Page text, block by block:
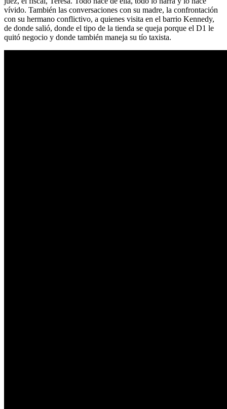
vívido. También las conversaciones con su madre, la confrontación
con su hermano conflictivo, a quienes visita en el barrio Kennedy,
de donde salió, donde el tipo de la tienda se queja porque el D1 le
quitó negocio y donde también maneja su tío taxista.